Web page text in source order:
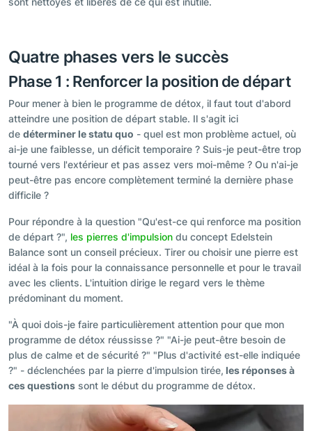
Quatre phases vers le succès
Phase 1 : Renforcer la position de départ
Pour mener à bien le programme de détox, il faut tout d'abord
atteindre une position de départ stable. Il s'agit ici
de déterminer le statu quo - quel est mon problème actuel, où
ai-je une faiblesse, un déficit temporaire ? Suis-je peut-être trop
tourné vers l'extérieur et pas assez vers moi-même ? Ou n'ai-je
peut-être pas encore complètement terminé la dernière phase
difficile ?
Pour répondre à la question "Qu'est-ce qui renforce ma position
de départ ?", les pierres d'impulsion du concept Edelstein
Balance sont un conseil précieux. Tirer ou choisir une pierre est
idéal à la fois pour la connaissance personnelle et pour le travail
avec les clients. L'intuition dirige le regard vers le thème
prédominant du moment.
"À quoi dois-je faire particulièrement attention pour que mon
programme de détox réussisse ?" "Ai-je peut-être besoin de
plus de calme et de sécurité ?" "Plus d'activité est-elle indiquée
?" - déclenchées par la pierre d'impulsion tirée, les réponses à
ces questions sont le début du programme de détox.